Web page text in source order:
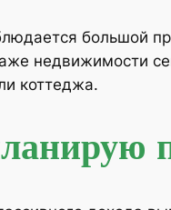
большой
недвижимости
коттеджа.